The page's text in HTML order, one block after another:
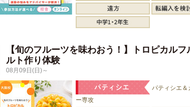
【旬のフルーツを味わおう！】トロピカルフ
ルト作り体験
08月09日(日)～
パティシエ＆
ー専攻